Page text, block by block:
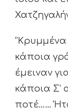
κάποια
έμειναν
κάποια Σ’
ποτέ……